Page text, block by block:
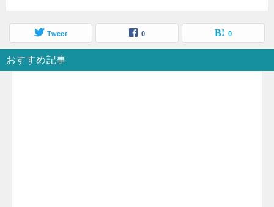
Tweet 0 0
おすすめ記事